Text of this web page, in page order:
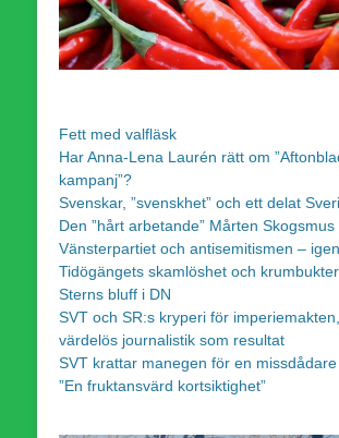
Fett med valfläsk
Har Anna-Lena Laurén rätt om
kampanj”?
Svenskar, ”svenskhet” och ett delat
Den ”hårt arbetande” Mårten Skogsmus
Vänsterpartiet och antisemitismen –
Tidögängets skamlöshet och krumbukter
Sterns bluff i DN
SVT och SR:s kryperi för
värdelös journalistik som resultat
SVT krattar manegen för en missdådare
”En fruktansvärd kortsiktighet”